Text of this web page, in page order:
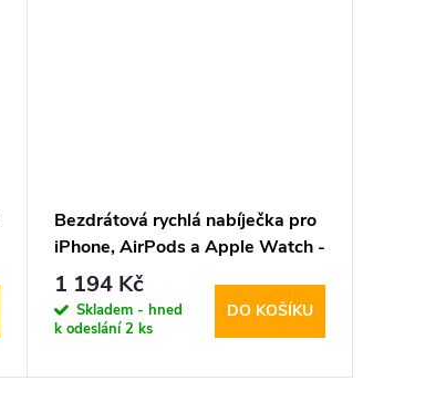
Bezdrátová rychlá nabíječka pro
iPhone, AirPods a Apple Watch -
Tech-Protect, QI15W-A45
MagSafe Wireless Charger Black
1 194 Kč
Skladem - hned
k odeslání2 ks
DO KOŠÍKU